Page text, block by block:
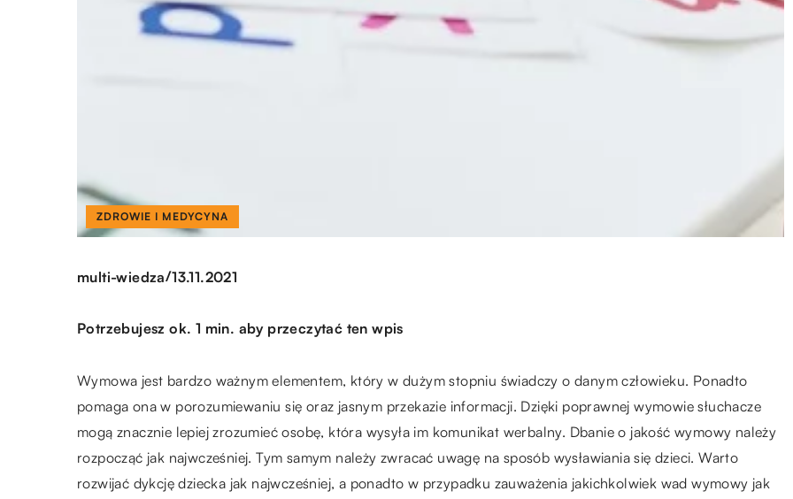
ZDROWIE I MEDYCYNA
multi-wiedza/13.11.2021
Potrzebujesz ok. 1 min. aby przeczytać ten wpis
Wymowa jest bardzo ważnym elementem, który w dużym stopniu świadczy o danym człowieku. Ponadto
pomaga ona w porozumiewaniu się oraz jasnym przekazie informacji. Dzięki poprawnej wymowie słuchacze
mogą znacznie lepiej zrozumieć osobę, która wysyła im komunikat werbalny. Dbanie o jakość wymowy należy
rozpocząć jak najwcześniej. Tym samym należy zwracać uwagę na sposób wysławiania się dzieci. Warto
rozwijać dykcję dziecka jak najwcześniej, a ponadto w przypadku zauważenia jakichkolwiek wad wymowy jak